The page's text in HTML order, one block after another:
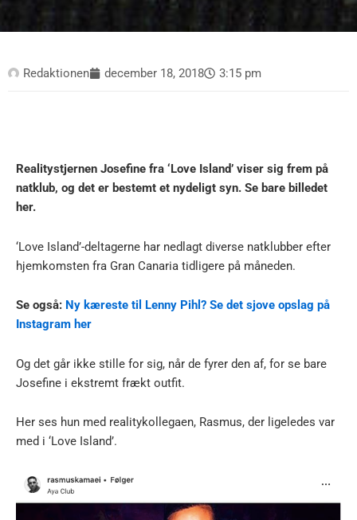
Redaktionen december 18, 2018 3:15 pm
Realitystjernen Josefine fra ‘Love Island’ viser sig frem på
natklub, og det er bestemt et nydeligt syn. Se bare billedet
her.
‘Love Island’-deltagerne har nedlagt diverse natklubber efter
hjemkomsten fra Gran Canaria tidligere på måneden.
Se også: Ny kæreste til Lenny Pihl? Se det sjove opslag på
Instagram her
Og det går ikke stille for sig, når de fyrer den af, for se bare
Josefine i ekstremt frækt outfit.
Her ses hun med realitykollegaen, Rasmus, der ligeledes var
med i ‘Love Island’.